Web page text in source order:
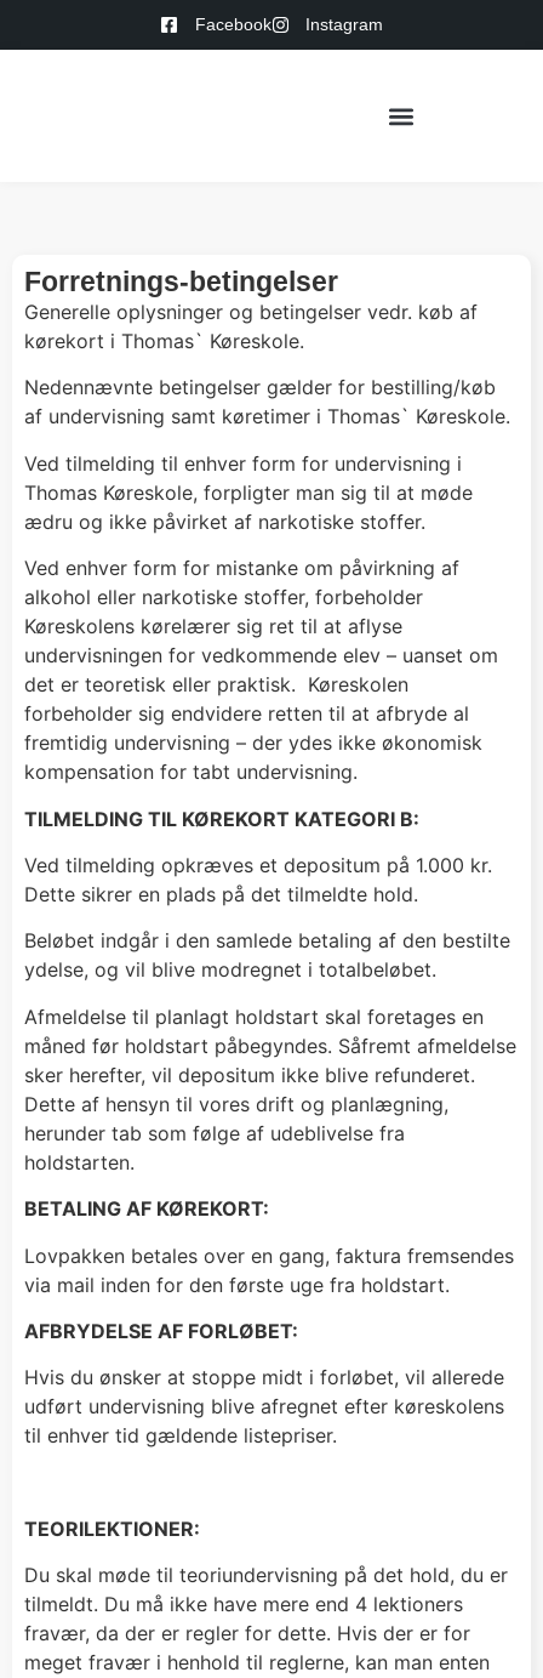
Facebook Instagram
Forretnings-betingelser
Generelle oplysninger og betingelser vedr. køb af
kørekort i Thomas` Køreskole.
Nedennævnte betingelser gælder for bestilling/køb
af undervisning samt køretimer i Thomas` Køreskole.
Ved tilmelding til enhver form for undervisning i
Thomas Køreskole, forpligter man sig til at møde
ædru og ikke påvirket af narkotiske stoffer.
Ved enhver form for mistanke om påvirkning af
alkohol eller narkotiske stoffer, forbeholder
Køreskolens kørelærer sig ret til at aflyse
undervisningen for vedkommende elev – uanset om
det er teoretisk eller praktisk. Køreskolen
forbeholder sig endvidere retten til at afbryde al
fremtidig undervisning – der ydes ikke økonomisk
kompensation for tabt undervisning.
TILMELDING TIL KØREKORT KATEGORI B:
Ved tilmelding opkræves et depositum på 1.000 kr.
Dette sikrer en plads på det tilmeldte hold.
Beløbet indgår i den samlede betaling af den bestilte
ydelse, og vil blive modregnet i totalbeløbet.
Afmeldelse til planlagt holdstart skal foretages en
måned før holdstart påbegyndes. Såfremt afmeldelse
sker herefter, vil depositum ikke blive refunderet.
Dette af hensyn til vores drift og planlægning,
herunder tab som følge af udeblivelse fra
holdstarten.
BETALING AF KØREKORT:
Lovpakken betales over en gang, faktura fremsendes
via mail inden for den første uge fra holdstart.
AFBRYDELSE AF FORLØBET:
Hvis du ønsker at stoppe midt i forløbet, vil allerede
udført undervisning blive afregnet efter køreskolens
til enhver tid gældende listepriser.
TEORILEKTIONER:
Du skal møde til teoriundervisning på det hold, du er
tilmeldt. Du må ikke have mere end 4 lektioners
fravær, da der er regler for dette. Hvis der er for
meget fravær i henhold til reglerne, kan man enten